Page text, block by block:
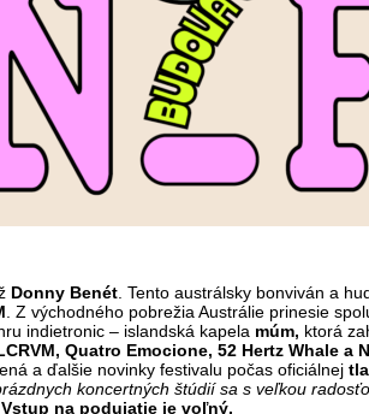
Donny Benét . Tento austrálsky bonviván a
. Z východného pobrežia Austrálie prinesie
indietronic – islandská kapela múm, ktorá
Quatro Emocione, 52 Hertz Whale a
a ďalšie novinky festivalu počas oficiálnej
koncertných štúdií sa s veľkou
Vstup na podujatie je voľný.